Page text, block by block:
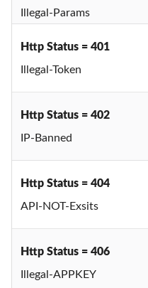
Illegal-Params
Http Status = 401
Illegal-Token
Http Status = 402
IP-Banned
Http Status = 404
API-NOT-Exsits
Http Status = 406
Illegal-APPKEY